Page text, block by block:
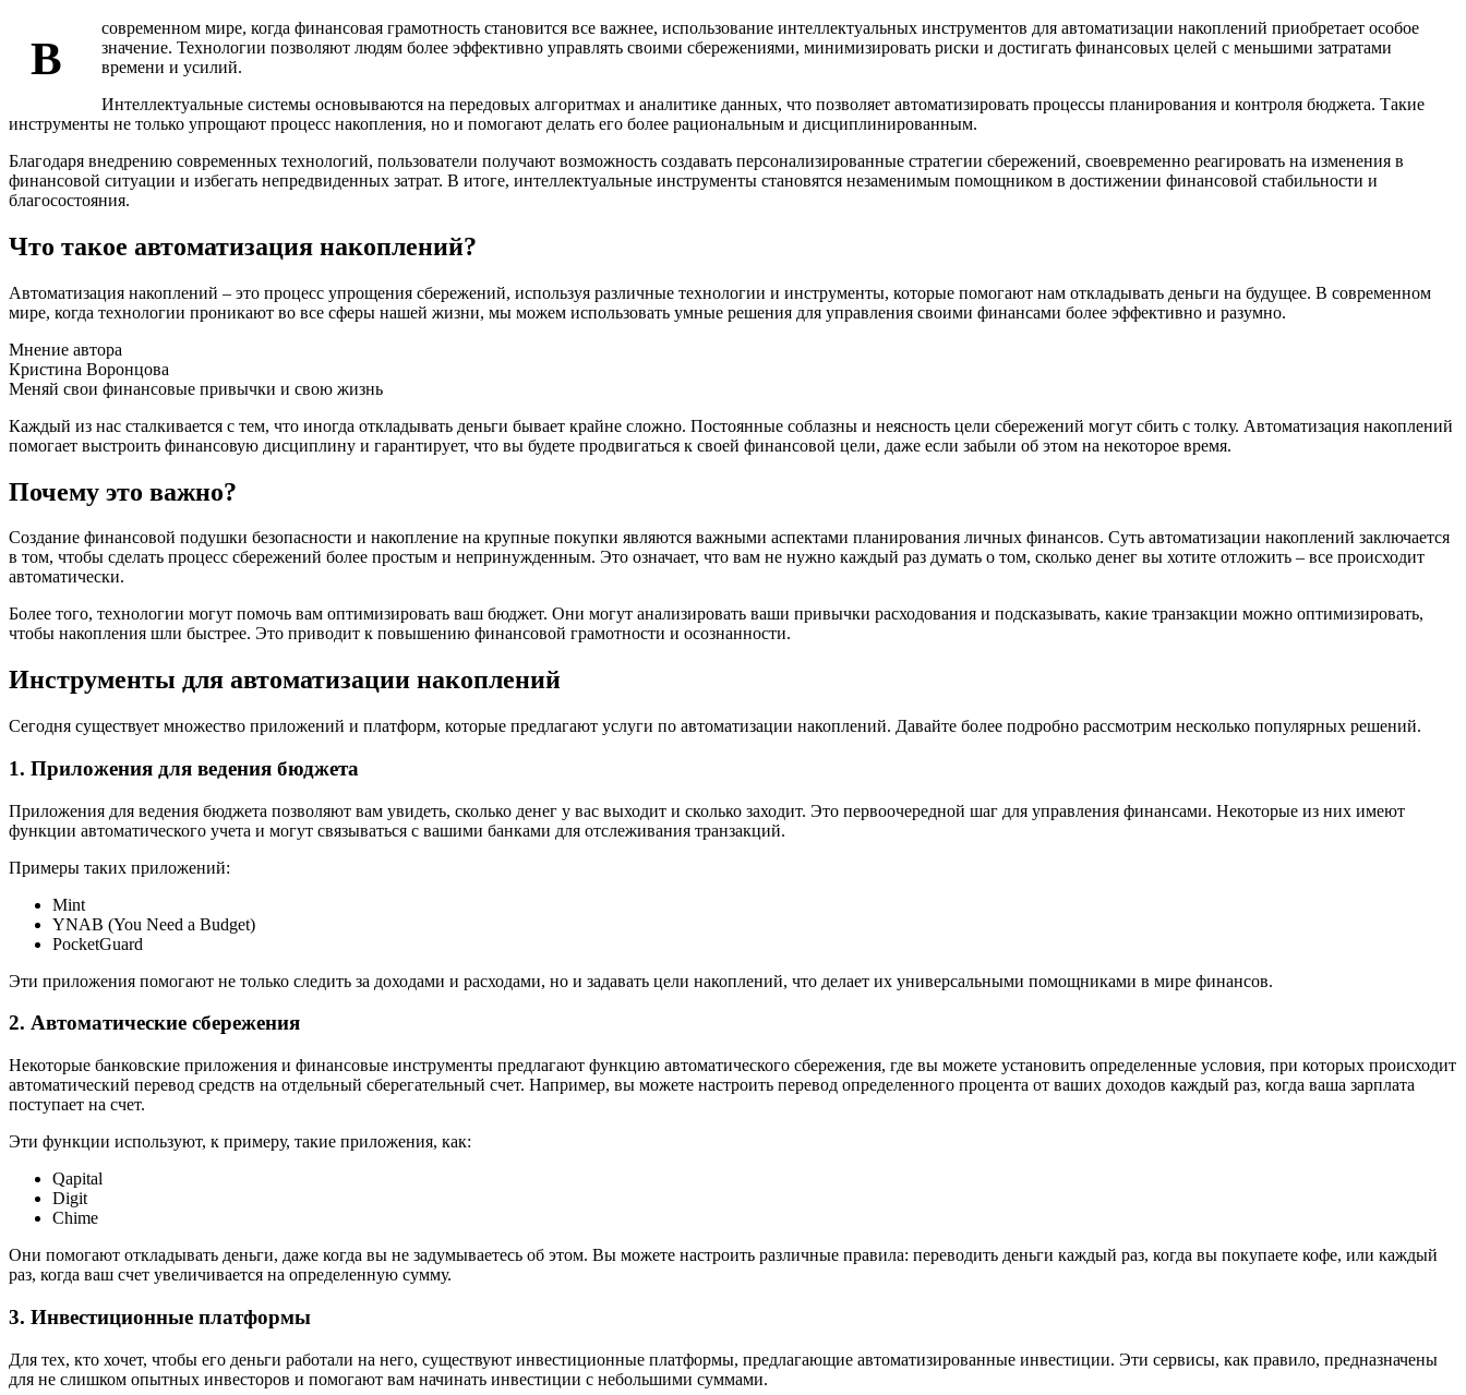
В
современном мире, когда финансовая грамотность становится все важнее, использование интеллектуальных инструментов для автоматизации накоплений приобретает особое
значение. Технологии позволяют людям более эффективно управлять своими сбережениями, минимизировать риски и достигать финансовых целей с меньшими затратами
времени и усилий.
Интеллектуальные системы основываются на передовых алгоритмах и аналитике данных, что позволяет автоматизировать процессы планирования и контроля бюджета. Такие
инструменты не только упрощают процесс накопления, но и помогают делать его более рациональным и дисциплинированным.
Благодаря внедрению современных технологий, пользователи получают возможность создавать персонализированные стратегии сбережений, своевременно реагировать на изменения в
финансовой ситуации и избегать непредвиденных затрат. В итоге, интеллектуальные инструменты становятся незаменимым помощником в достижении финансовой стабильности и
благосостояния.
Что такое автоматизация накоплений?
Автоматизация накоплений – это процесс упрощения сбережений, используя различные технологии и инструменты, которые помогают нам откладывать деньги на будущее. В современном
мире, когда технологии проникают во все сферы нашей жизни, мы можем использовать умные решения для управления своими финансами более эффективно и разумно.
Мнение автора
Кристина Воронцова
Меняй свои финансовые привычки и свою жизнь
Каждый из нас сталкивается с тем, что иногда откладывать деньги бывает крайне сложно. Постоянные соблазны и неясность цели сбережений могут сбить с толку. Автоматизация накоплений
помогает выстроить финансовую дисциплину и гарантирует, что вы будете продвигаться к своей финансовой цели, даже если забыли об этом на некоторое время.
Почему это важно?
Создание финансовой подушки безопасности и накопление на крупные покупки являются важными аспектами планирования личных финансов. Суть автоматизации накоплений заключается
в том, чтобы сделать процесс сбережений более простым и непринужденным. Это означает, что вам не нужно каждый раз думать о том, сколько денег вы хотите отложить – все происходит
автоматически.
Более того, технологии могут помочь вам оптимизировать ваш бюджет. Они могут анализировать ваши привычки расходования и подсказывать, какие транзакции можно оптимизировать,
чтобы накопления шли быстрее. Это приводит к повышению финансовой грамотности и осознанности.
Инструменты для автоматизации накоплений
Сегодня существует множество приложений и платформ, которые предлагают услуги по автоматизации накоплений. Давайте более подробно рассмотрим несколько популярных решений.
1. Приложения для ведения бюджета
Приложения для ведения бюджета позволяют вам увидеть, сколько денег у вас выходит и сколько заходит. Это первоочередной шаг для управления финансами. Некоторые из них имеют
функции автоматического учета и могут связываться с вашими банками для отслеживания транзакций.
Примеры таких приложений:
Mint
YNAB (You Need a Budget)
PocketGuard
Эти приложения помогают не только следить за доходами и расходами, но и задавать цели накоплений, что делает их универсальными помощниками в мире финансов.
2. Автоматические сбережения
Некоторые банковские приложения и финансовые инструменты предлагают функцию автоматического сбережения, где вы можете установить определенные условия, при которых происходит
автоматический перевод средств на отдельный сберегательный счет. Например, вы можете настроить перевод определенного процента от ваших доходов каждый раз, когда ваша зарплата
поступает на счет.
Эти функции используют, к примеру, такие приложения, как:
Qapital
Digit
Chime
Они помогают откладывать деньги, даже когда вы не задумываетесь об этом. Вы можете настроить различные правила: переводить деньги каждый раз, когда вы покупаете кофе, или каждый
раз, когда ваш счет увеличивается на определенную сумму.
3. Инвестиционные платформы
Для тех, кто хочет, чтобы его деньги работали на него, существуют инвестиционные платформы, предлагающие автоматизированные инвестиции. Эти сервисы, как правило, предназначены
для не слишком опытных инвесторов и помогают вам начинать инвестиции с небольшими суммами.